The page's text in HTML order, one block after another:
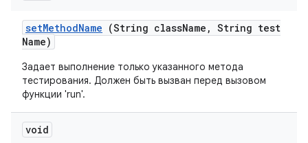
setMethodName (String className , String test
Name)
Задает выполнение только указанного метода
тестирования. Должен быть вызван перед вызовом
функции 'run'.
void